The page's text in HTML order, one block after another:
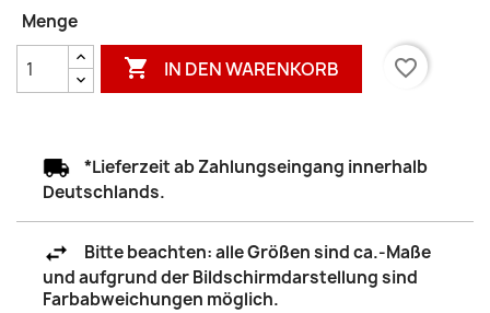
Menge
 IN DEN WARENKORB favorite_border
*Lieferzeit ab Zahlungseingang innerhalb
Deutschlands.
Bitte beachten: alle Größen sind ca.-Maße
und aufgrund der Bildschirmdarstellung sind
Farbabweichungen möglich.